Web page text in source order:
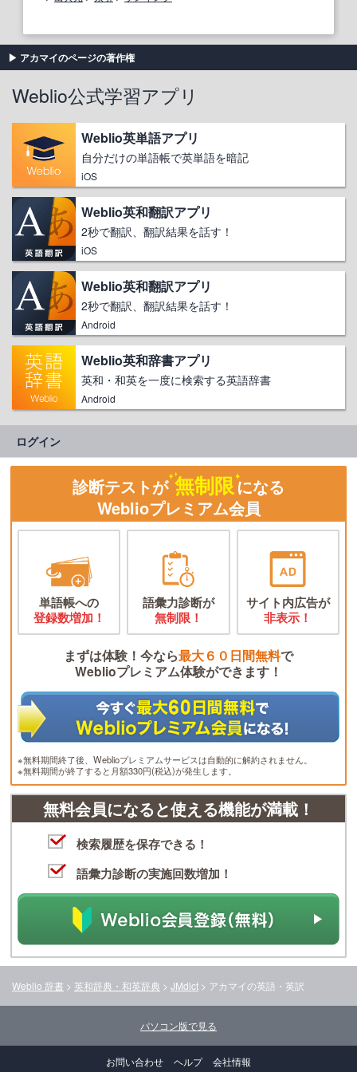
アカマイのページの著作権
Weblio公式学習アプリ
Weblio英単語アプリ
自分だけの単語帳で英単語を暗記
iOS
Weblio英和翻訳アプリ
2秒で翻訳、翻訳結果を話す！
iOS
Weblio英和翻訳アプリ
2秒で翻訳、翻訳結果を話す！
Android
Weblio英和辞書アプリ
英和・和英を一度に検索する英語辞書
Android
ログイン
診断テストが 無制限になる
Weblioプレミアム会員
単語帳への
登録数増加！
語彙力診断が
無制限！
サイト内広告が
非表示！
まずは体験！今なら最大６０日間無料で
Weblioプレミアム体験ができます！
※無料期間終了後、Weblioプレミアムサービスは自動的に解約されません。
※無料期間が終了すると月額330円(税込)が発生します。
無料会員になると使える機能が満載！
検索履歴を保存できる！
語彙力診断の実施回数増加！
Weblio 辞書 > 英和辞典・和英辞典 > JMdict > アカマイの英語・英訳
パソコン版で見る
お問い合わせ ヘルプ 会社情報